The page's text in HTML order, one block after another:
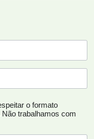
o formato
Não trabalhamos com